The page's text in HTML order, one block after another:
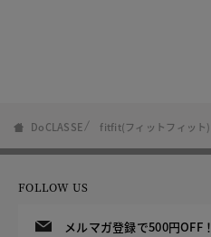
DoCLASSE fitfit(フィットフィット)
FOLLOW US
メルマガ登録で500円OFF！